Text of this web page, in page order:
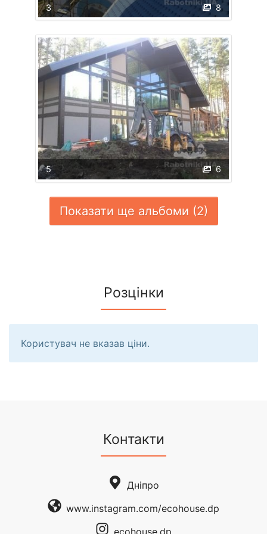
8
3
6
5
Показати ще альбоми (2)
Розцінки
Користувач не вказав ціни.
Контакти
Дніпро
www.instagram.com/ecohouse.dp
ecohouse.dp